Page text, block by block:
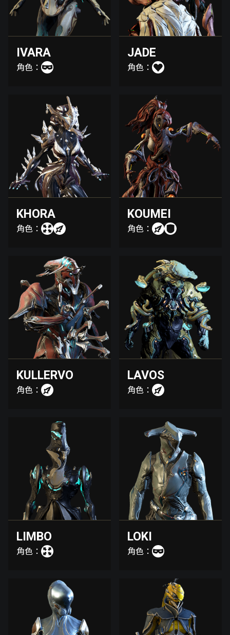
IVARA
角色：
JADE
角色：
KHORA
角色：
KOUMEI
角色：
KULLERVO
角色：
LAVOS
角色：
LIMBO
角色：
LOKI
角色：